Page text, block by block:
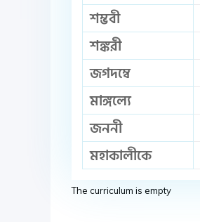
শম্ভবী
শঙ্করী
জগদম্বে
মাঙ্গল্যে
জননী
মহাকালীকে
The curriculum is empty